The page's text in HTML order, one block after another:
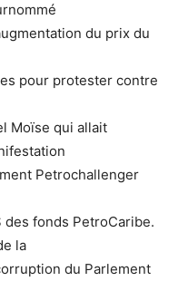
du prix du
pour protester contre
Moïse qui allait
Petrochallenger
des fonds PetroCaribe.
la
du Parlement